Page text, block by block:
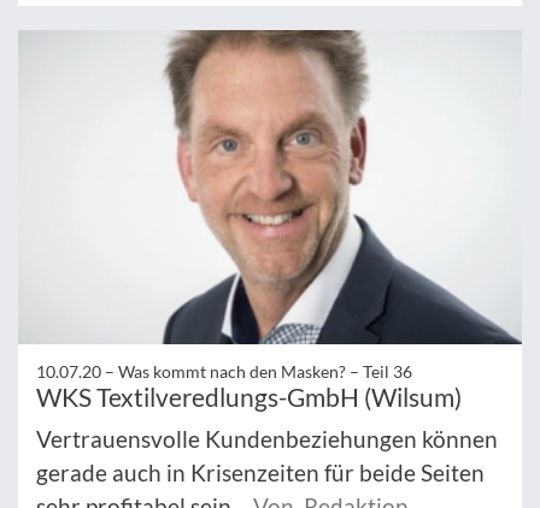
10.07.20 – Was kommt nach den Masken? – Teil 36
WKS Textilveredlungs-GmbH (Wilsum)
Vertrauensvolle Kundenbeziehungen können
gerade auch in Krisenzeiten für beide Seiten